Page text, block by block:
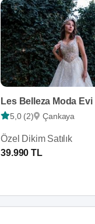
Les Belleza Moda Evi
5,0 (2) Çankaya
Özel Dikim Satılık
39.990 TL